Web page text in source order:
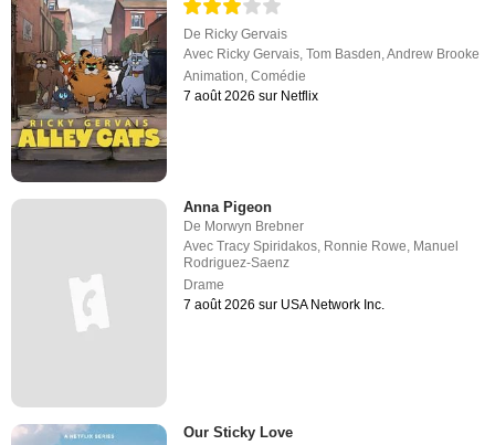
De Ricky Gervais
Avec Ricky Gervais,Tom Basden,Andrew Brooke
Animation,Comédie
7 août 2026 sur Netflix
Anna Pigeon
De Morwyn Brebner
AvecTracy Spiridakos, Ronnie Rowe, Manuel
Rodriguez-Saenz
Drame
7 août 2026 sur USA Network Inc.
Our Sticky Love